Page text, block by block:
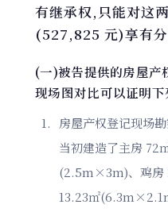
有继承权,只能对这
(527,825 元)享有分
(一)被告提供的房屋产
现场图对比可以证明下
房屋产权登记现场
当初建造了主房
(2.5m×3m)、鸡房
13.23㎡